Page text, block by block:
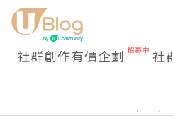
社群創作有價企劃 社